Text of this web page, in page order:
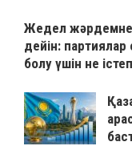
Жедел
дейін:
болу үшін не